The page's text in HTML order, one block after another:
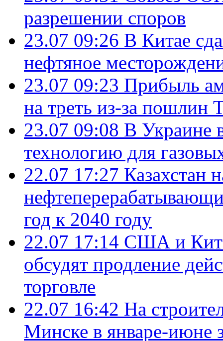
разрешении споров
23.07 09:26 В Китае
нефтяное
23.07 09:23 Прибыль
на треть из-за пошлин
23.07 09:08 В Украине
технологию для
22.07 17:27 Казахстан
год к 2040 году
22.07 17:14 США и
обсудят продление
торговле
22.07 16:42 На
Минске в январе-июне